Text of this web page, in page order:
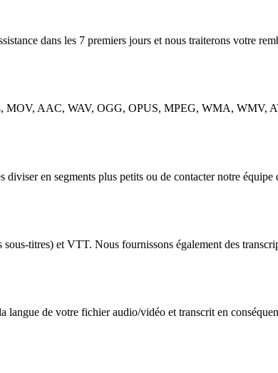
dans les 7 premiers jours et nous traiterons votre
MOV, AAC, WAV, OGG, OPUS, MPEG, WMA,
en segments plus petits ou de contacter notre
titres) et VTT. Nous fournissons également des
de votre fichier audio/vidéo et transcrit en